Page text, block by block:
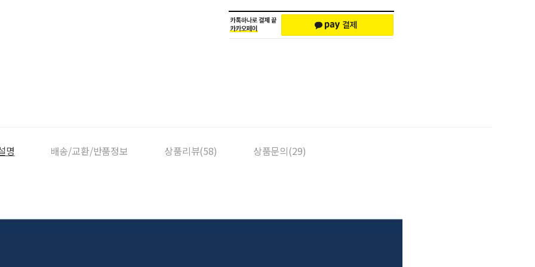
명 배송/교환/반품정보 상품리뷰(58) 상품문의(29)